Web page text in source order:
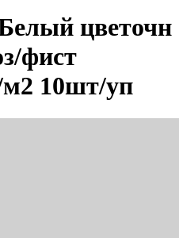
цветочн
фист
10шт/уп